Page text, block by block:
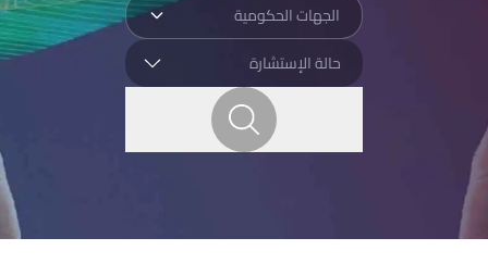
الجهات الحكومية